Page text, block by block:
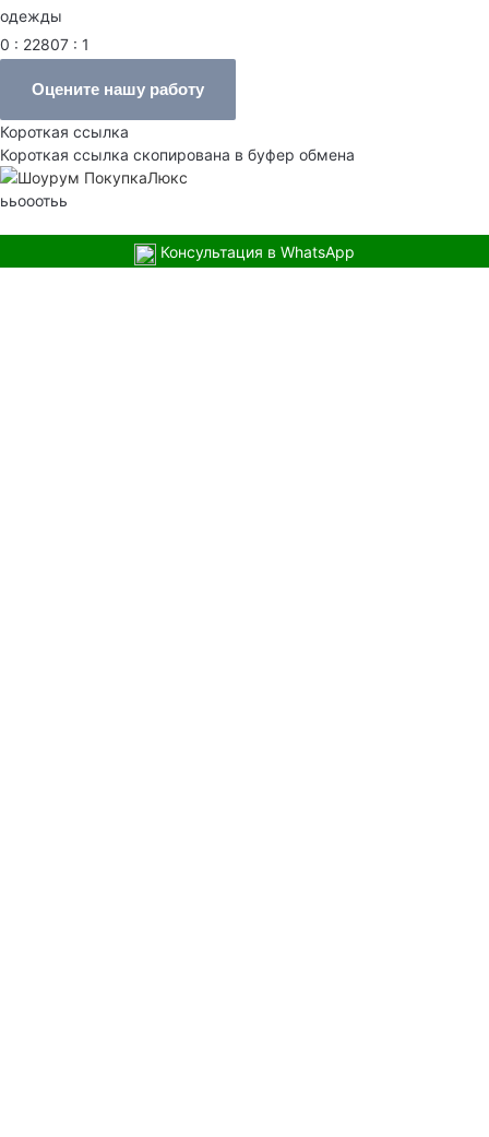
одежды
0 : 22807 : 1
Оцените нашу работу
Короткая ссылка
Короткая ссылка скопирована в буфер обмена
ььооотьь
Консультация в WhatsApp